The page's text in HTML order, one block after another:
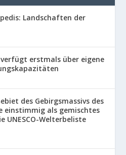
Landschaften der
erstmals über eigene
des Gebirgsmassivs des
einstimmig als gemischtes
UNESCO-Welterbeliste